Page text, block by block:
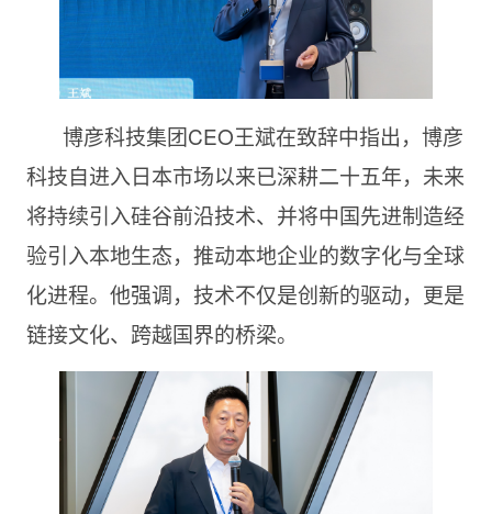
博彦科技集团CEO王斌在致辞中指出，博彦
科技自进入日本市场以来已深耕二十五年，未来
将持续引入硅谷前沿技术、并将中国先进制造经
验引入本地生态，推动本地企业的数字化与全球
化进程。他强调，技术不仅是创新的驱动，更是
链接文化、跨越国界的桥梁。